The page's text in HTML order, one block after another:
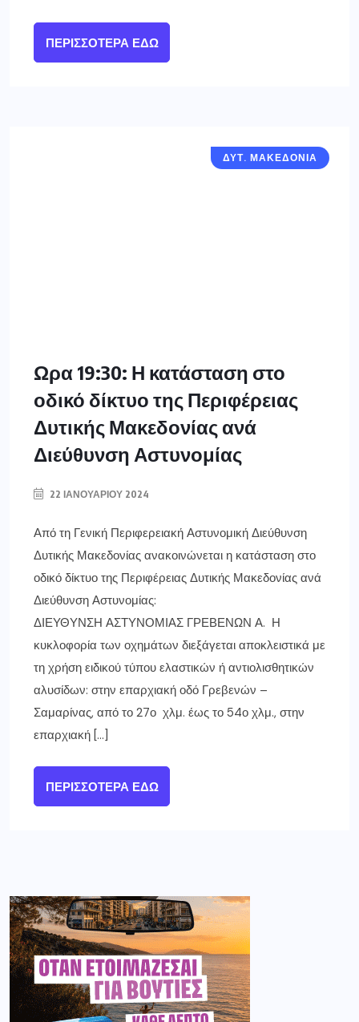
ΠΕΡΙΣΣΌΤΕΡΑ ΕΔΏ
ΔΥΤ. ΜΑΚΕΔΟΝΙΑ
Ωρα 19:30: Η κατάσταση στο
οδικό δίκτυο της Περιφέρειας
Δυτικής Μακεδονίας ανά
Διεύθυνση Αστυνομίας
22 ΙΑΝΟΥΑΡΊΟΥ 2024
Από τη Γενική Περιφερειακή Αστυνομική Διεύθυνση
Δυτικής Μακεδονίας ανακοινώνεται η κατάσταση στο
οδικό δίκτυο της Περιφέρειας Δυτικής Μακεδονίας ανά
Διεύθυνση Αστυνομίας:
ΔΙΕΥΘΥΝΣΗ ΑΣΤΥΝΟΜΙΑΣ ΓΡΕΒΕΝΩΝ Α. Η
κυκλοφορία των οχημάτων διεξάγεται αποκλειστικά με
τη χρήση ειδικού τύπου ελαστικών ή αντιολισθητικών
αλυσίδων: στην επαρχιακή οδό Γρεβενών –
Σαμαρίνας, από το 27ο χλμ. έως το 54ο χλμ., στην
επαρχιακή […]
ΠΕΡΙΣΣΌΤΕΡΑ ΕΔΏ